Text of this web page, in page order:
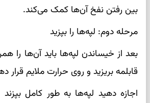
بین رفتن نفخ آن‌ها کمک می‌کند.
مرحله دوم: لپه‌ها را بپزید
بعد از خیساندن لپه‌ها باید آن‌ها را
قابلمه بریزید و روی حرارت ملایم قرار
اجازه دهید لپه‌ها به طور کامل